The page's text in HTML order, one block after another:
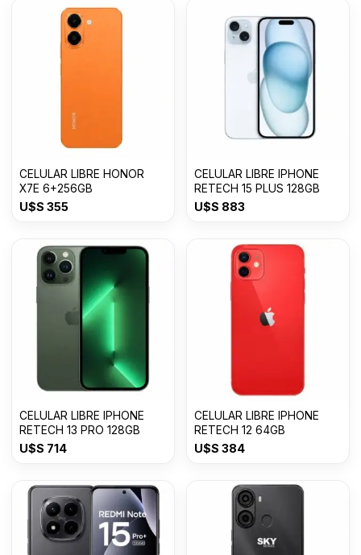
CELULAR LIBRE HONOR
X7E 6+256GB
U$S 355
CELULAR LIBRE IPHONE
RETECH 15 PLUS 128GB
U$S 883
CELULAR LIBRE IPHONE
RETECH 13 PRO 128GB
U$S 714
CELULAR LIBRE IPHONE
RETECH 12 64GB
U$S 384